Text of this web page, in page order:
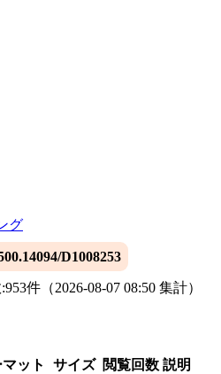
グ
D1008253
953件 （2026-08-07 08:50 集計）
ット サイズ 閲覧回数 説明